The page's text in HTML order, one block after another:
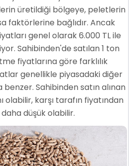
üretildiği bölgeye, peletlerin
faktörlerine bağlıdır. Ancak
genel olarak 6.000 TL ile
Sahibinden'de satılan 1 ton
fiyatlarına göre farklılık
genellikle piyasadaki diğer
benzer. Sahibinden satın alınan
olabilir, karşı tarafın fiyatından
düşük olabilir.